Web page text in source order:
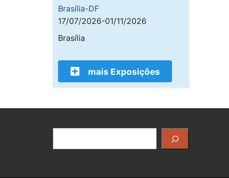
Brasília-DF
17/07/2026-01/11/2026
Brasília
mais Exposições